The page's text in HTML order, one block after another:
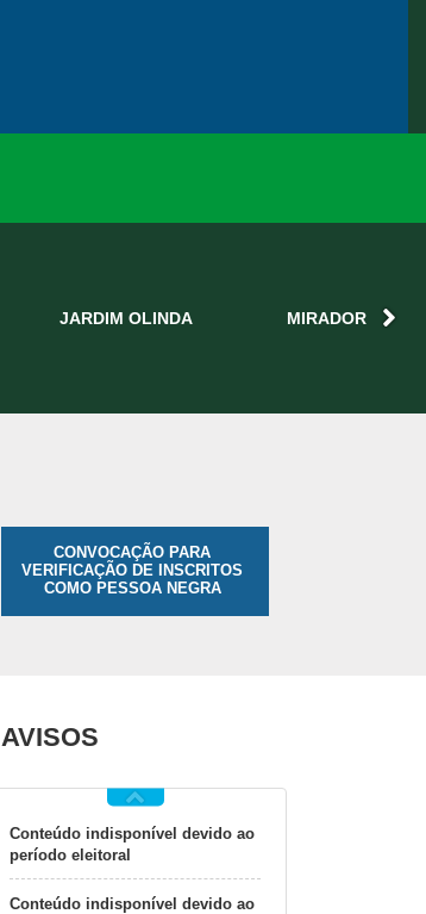
JARDIM OLINDA MIRADOR
CONVOCAÇÃO PARA
VERIFICAÇÃO DE INSCRITOS
COMO PESSOA NEGRA
AVISOS
Conteúdo indisponível devido ao
período eleitoral
Conteúdo indisponível devido ao